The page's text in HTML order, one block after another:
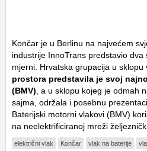
Končar je u Berlinu na najvećem
industrije InnoTrans predstavio dva
mjerni. Hrvatska grupacija u sklopu
prostora predstavila je svoj
(BMV) , a u sklopu kojeg je odmah
sajma, održala i posebnu
Baterijski motorni vlakovi (BMV)
na neelektrificiranoj mreži
električni vlak Končar vlak na baterije